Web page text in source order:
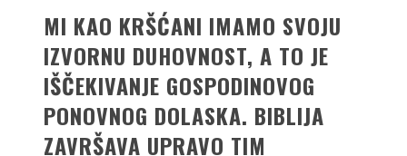
MI KAO KRŠĆANI IMAMO SVOJU
IZVORNU DUHOVNOST, A TO JE
IŠČEKIVANJE GOSPODINOVOG
PONOVNOG DOLASKA. BIBLIJA
ZAVRŠAVA UPRAVO TIM